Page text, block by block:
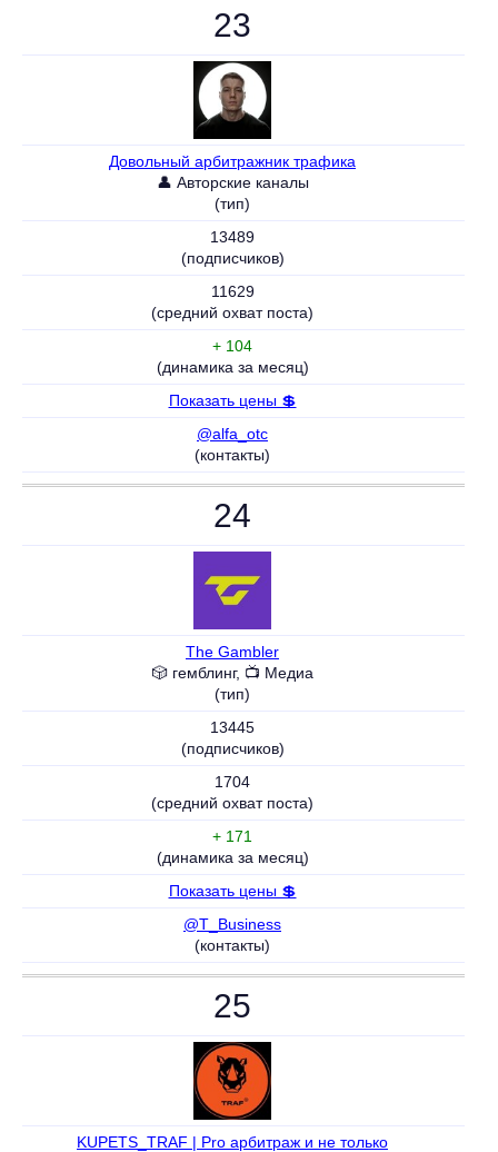
23
Довольный арбитражник трафика
👤 Авторские каналы
(тип)
13489
(подписчиков)
11629
(средний охват поста)
+ 104
(динамика за месяц)
Показать цены 💲
@alfa_otc
(контакты)
24
The Gambler
🎲 гемблинг, 📺 Медиа
(тип)
13445
(подписчиков)
1704
(средний охват поста)
+ 171
(динамика за месяц)
Показать цены 💲
@T_Business
(контакты)
25
KUPETS_TRAF | Pro арбитраж и не только